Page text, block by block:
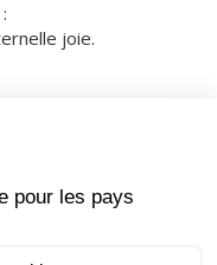
joie.
sur toi ; sans
multiplie pour nous